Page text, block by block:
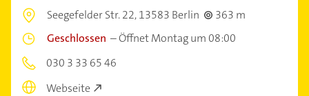
Seegefelder Str. 22,13583 Berlin
363 m
Geschlossen –Öffnet Montag um 08:00
030 3 33 65 46
Webseite